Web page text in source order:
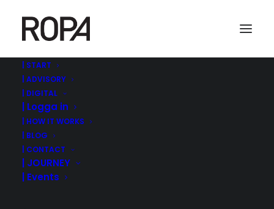
| START
| ADVISORY
| DIGITAL
| Logga in
| HOW IT WORKS
| BLOG
| CONTACT
| JOURNEY
| Events